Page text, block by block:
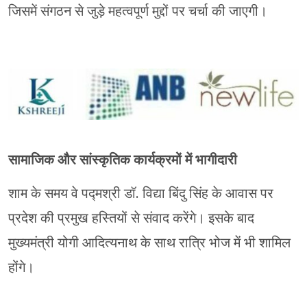
जिसमें संगठन से जुड़े महत्वपूर्ण मुद्दों पर चर्चा की जाएगी।
सामाजिक और सांस्कृतिक कार्यक्रमों में भागीदारी
शाम के समय वे पद्मश्री डॉ. विद्या बिंदु सिंह के आवास पर
प्रदेश की प्रमुख हस्तियों से संवाद करेंगे। इसके बाद
मुख्यमंत्री योगी आदित्यनाथ के साथ रात्रि भोज में भी शामिल
होंगे।